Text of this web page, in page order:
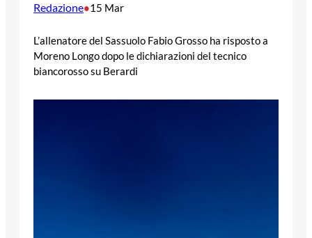
Redazione•15 Mar
L’allenatore del Sassuolo Fabio Grosso ha risposto a
Moreno Longo dopo le dichiarazioni del tecnico
biancorosso su Berardi